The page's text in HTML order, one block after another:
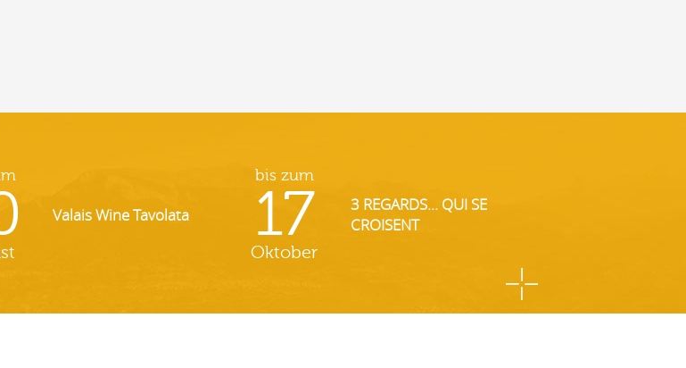
Valais Wine Tavolata
bis zum
17
Oktober
3 REGARDS... QUI SE
CROISENT